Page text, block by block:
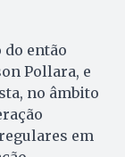
então
Pollara, e
no âmbito
em